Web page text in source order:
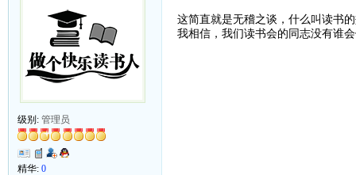
级别: 管理员
精华: 0
这简直就是无稽之谈，什么叫读书
我相信，我们读书会的同志没有谁